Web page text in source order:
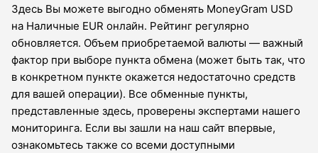
Здесь Вы можете выгодно обменять MoneyGram USD
на Наличные EUR онлайн. Рейтинг регулярно
обновляется. Объем приобретаемой валюты — важный
фактор при выборе пункта обмена (может быть так, что
в конкретном пункте окажется недостаточно средств
для вашей операции). Все обменные пункты,
представленные здесь, проверены экспертами нашего
мониторинга. Если вы зашли на наш сайт впервые,
ознакомьтесь также со всеми доступными